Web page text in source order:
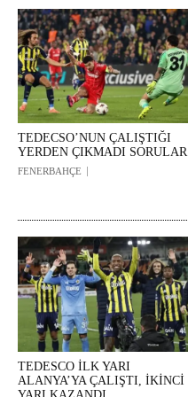
TEDECSO’NUN ÇALIŞTIĞI
YERDEN ÇIKMADI SORULAR
FENERBAHÇE
TEDESCO İLK YARI
ALANYA’YA ÇALIŞTI, İKİNCİ